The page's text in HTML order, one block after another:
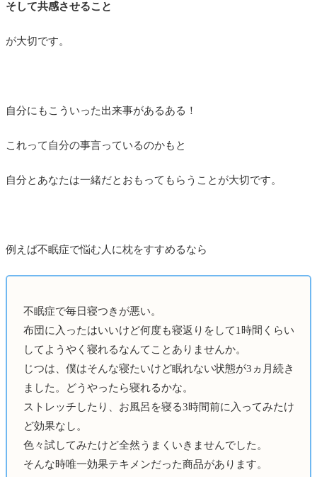
そして共感させること
が大切です。
自分にもこういった出来事があるある！
これって自分の事言っているのかもと
自分とあなたは一緒だとおもってもらうことが大切です。
例えば不眠症で悩む人に枕をすすめるなら
不眠症で毎日寝つきが悪い。
布団に入ったはいいけど何度も寝返りをして1時間くらい
してようやく寝れるなんてことありませんか。
じつは、僕はそんな寝たいけど眠れない状態が3ヵ月続き
ました。どうやったら寝れるかな。
ストレッチしたり、お風呂を寝る3時間前に入ってみたけ
ど効果なし。
色々試してみたけど全然うまくいきませんでした。
そんな時唯一効果テキメンだった商品があります。